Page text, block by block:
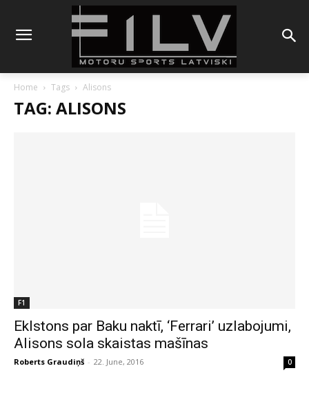
Home Tags Alisons
TAG: ALISONS
F1
Eklstons par Baku naktī, ‘Ferrari’ uzlabojumi,
Alisons sola skaistas mašīnas
Roberts Graudiņš - 22. June, 2016 0